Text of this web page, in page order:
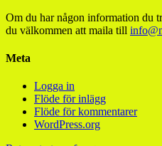
Om du har någon information du
du välkommen att maila till
Meta
Logga in
Flöde för inlägg
Flöde för kommentarer
WordPress.org